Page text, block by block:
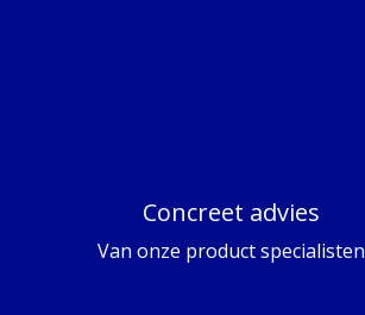
Concreet advies
Van onze product specialisten